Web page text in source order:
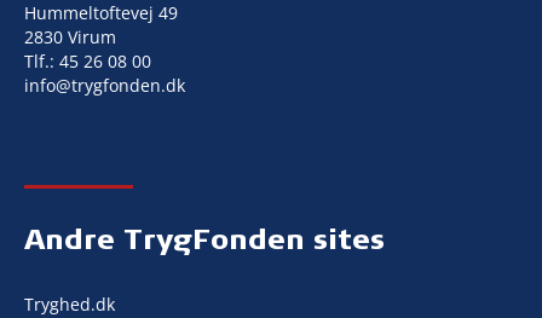
Hummeltoftevej 49
2830 Virum
Tlf.: 45 26 08 00
info@trygfonden.dk
Andre TrygFonden sites
Tryghed.dk